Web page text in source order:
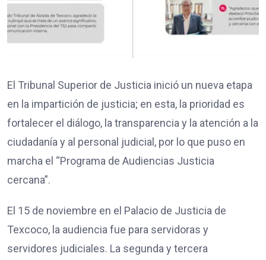
El Tribunal Superior de Justicia inició un nueva etapa
en la impartición de justicia; en esta, la prioridad es
fortalecer el diálogo, la transparencia y la atención a la
ciudadanía y al personal judicial, por lo que puso en
marcha el “Programa de Audiencias Justicia
cercana”.
El 15 de noviembre en el Palacio de Justicia de
Texcoco, la audiencia fue para servidoras y
servidores judiciales. La segunda y tercera